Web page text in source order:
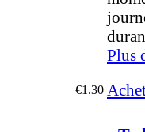
Plus
€1.30